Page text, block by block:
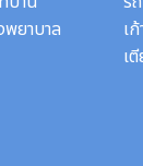
ยาบาล
เ
เ